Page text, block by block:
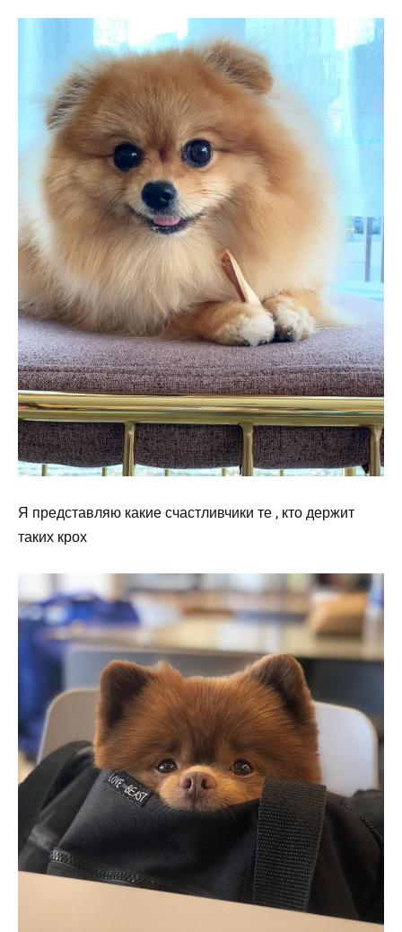
Я представляю какие счастливчики те , кто держит
таких крох